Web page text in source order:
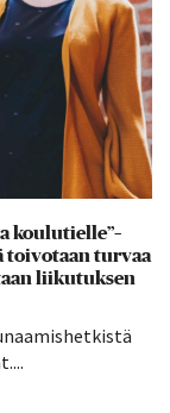
koulutielle”–
toivotaan turvaa
liikutuksen